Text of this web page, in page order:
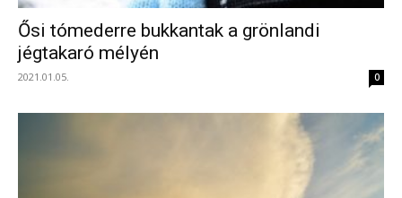
Ősi tómederre bukkantak a grönlandi
jégtakaró mélyén
2021.01.05. 0